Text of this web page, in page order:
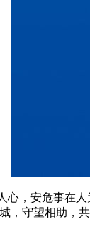
心，安危事在人
，守望相助，共